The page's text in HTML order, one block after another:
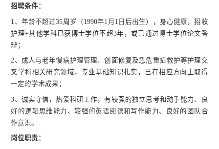
招聘条件：
1、年龄不超过35周岁（1990年1月1日后出生），身心健康，招收
护理+其他学科已获博士学位不超3年，或已通过博士学位论文答
辩；
2、成人与老年慢病护理管理、创面修复及急危重症救护等护理交
叉学科相关研究领域，专业基础知识扎实，已在相应方向上取得
一定的学术成果；
3、诚实守信，热爱科研工作，有较强的独立思考和动手能力、良
好的逻辑思维能力、较强的英语阅读和写作能力、良好的团队合
作意识。
岗位职责：